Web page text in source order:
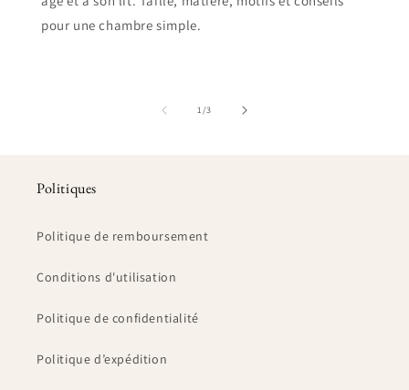
pour une chambre simple.
1/de
3
Politiques
Politique de remboursement
Conditions d'utilisation
Politique de confidentialité
Politique d’expédition